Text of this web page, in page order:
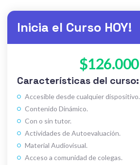
Inicia el Curso HOY!
$126.000
Características del curso:
Accesible desde cualquier dispositivo.
Contenido Dinámico.
Con o sin tutor.
Actividades de Autoevaluación.
Material Audiovisual.
Acceso a comunidad de colegas.